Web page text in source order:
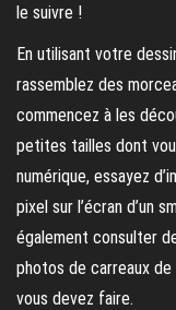
le suivre !
En utilisant votre
rassemblez des
commencez à les
petites tailles dont
numérique, essayez
pixel sur l’écran d’un
également consulter
photos de carreaux
vous devez faire.